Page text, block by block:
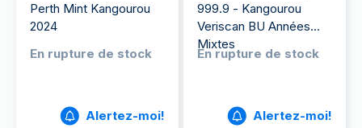
Perth Mint Kangourou
2024
En rupture de stock
Alertez-moi!
999.9 - Kangourou
Veriscan BU Années
Mixtes
En rupture de stock
Alertez-moi!